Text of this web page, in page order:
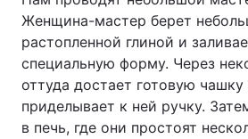
Женщина-мастер берет
растопленной глиной и
специальную форму. Через
оттуда достает готовую чашку
приделывает к ней ручку.
в печь, где они простоят